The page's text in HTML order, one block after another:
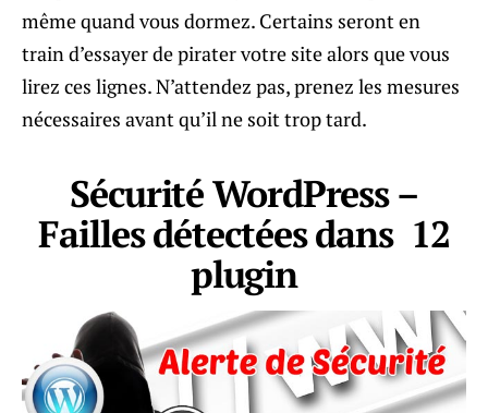
même quand vous dormez. Certains seront en
train d’essayer de pirater votre site alors que vous
lirez ces lignes. N’attendez pas, prenez les mesures
nécessaires avant qu’il ne soit trop tard.
Sécurité WordPress –
Failles détectées dans 12
plugin